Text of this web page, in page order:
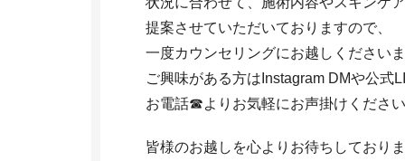
提案させていただいておりますので、
一度カウンセリングにお越しください
ご興味がある方はInstagram DMや公式
お電話☎︎よりお気軽にお声掛けくださ
皆様のお越しを心よりお待ちしており